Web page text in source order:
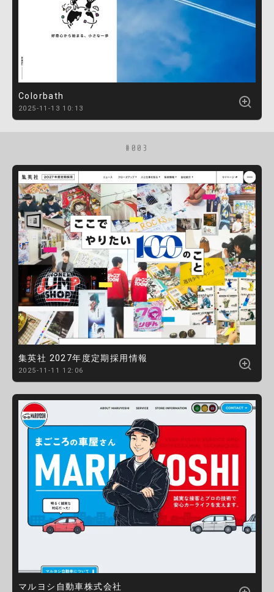
Colorbath
2025-11-13 10:13
集英社 2027年度定期採用情報
2025-11-11 12:06
マルヨシ自動車株式会社